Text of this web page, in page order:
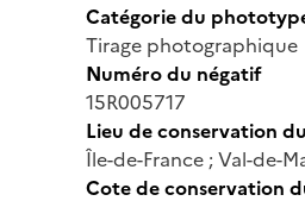
Catégorie du
Tirage photographique
Numéro du négatif
15R005717
Lieu de conservation
Île-de-France ; Val-de-
Cote de conservation